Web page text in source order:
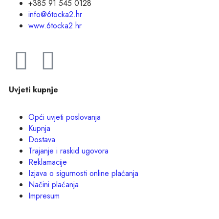
+385 91 545 0128
info@6tocka2.hr
www.6tocka2.hr
Uvjeti kupnje
Opći uvjeti poslovanja
Kupnja
Dostava
Trajanje i raskid ugovora
Reklamacije
Izjava o sigurnosti online plaćanja
Načini plaćanja
Impresum